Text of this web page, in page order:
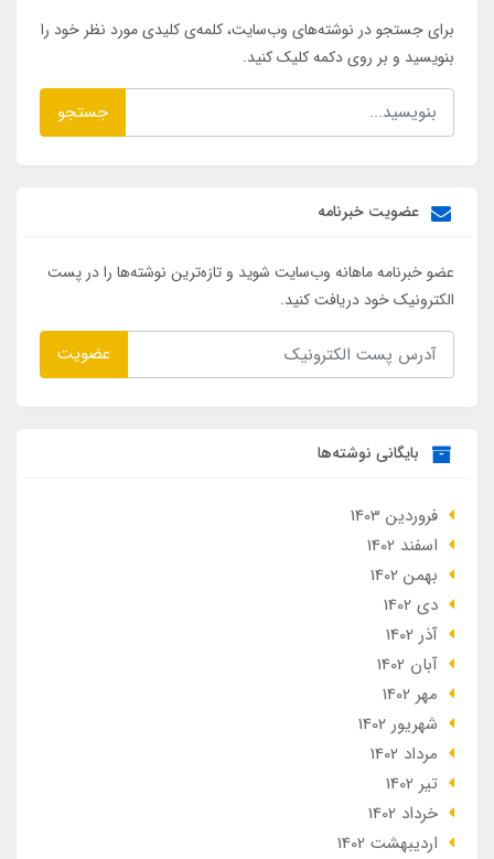
برای جستجو در نوشته‌های وب‌سایت، کلمه‌ی کلیدی مورد نظر خود را
بنویسید و بر روی دکمه کلیک کنید.
جستجو
عضویت خبرنامه
عضو خبرنامه ماهانه وب‌سایت شوید و تازه‌ترین نوشته‌ها را در پست
الکترونیک خود دریافت کنید.
عضویت
بایگانی نوشته‌ها
فروردین 1403
اسفند 1402
بهمن 1402
دی 1402
آذر 1402
آبان 1402
مهر 1402
شهریور 1402
مرداد 1402
تير 1402
خرداد 1402
ارديبهشت 1402